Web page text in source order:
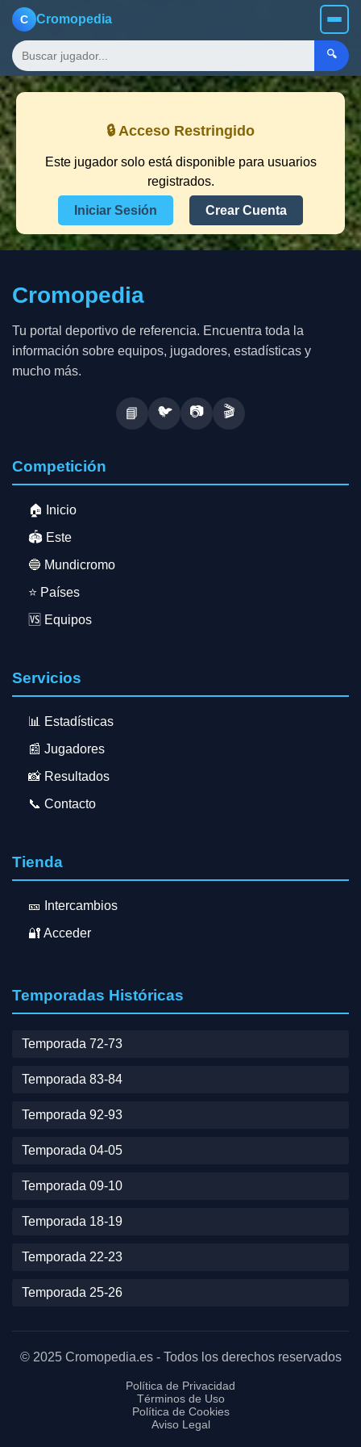
C Cromopedia
🔍
🔒 Acceso Restringido
Este jugador solo está disponible para usuarios
registrados.
Iniciar Sesión Crear Cuenta
Cromopedia
Tu portal deportivo de referencia. Encuentra toda la
información sobre equipos, jugadores, estadísticas y
mucho más.
📘 🐦 📷 🎬
Competición
🏠 Inicio
🏟️ Este
🔵 Mundicromo
⭐ Países
🆚 Equipos
Servicios
📊 Estadísticas
📰 Jugadores
📸 Resultados
📞 Contacto
Tienda
🎫 Intercambios
🔐 Acceder
Temporadas Históricas
Temporada 72-73
Temporada 83-84
Temporada 92-93
Temporada 04-05
Temporada 09-10
Temporada 18-19
Temporada 22-23
Temporada 25-26
© 2025 Cromopedia.es - Todos los derechos reservados
Política de Privacidad
Términos de Uso
Política de Cookies
Aviso Legal